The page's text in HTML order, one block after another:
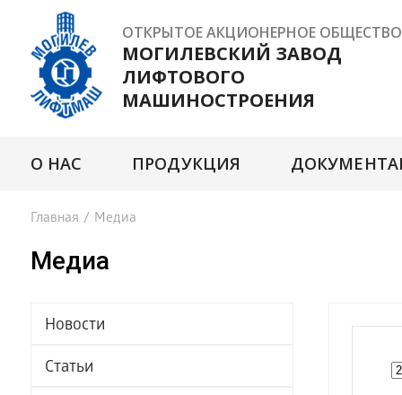
ОТКРЫТОЕ АКЦИОНЕРНОЕ ОБЩЕСТВО
МОГИЛЕВСКИЙ ЗАВОД
ЛИФТОВОГО
МАШИНОСТРОЕНИЯ
О НАС ПРОДУКЦИЯ
Главная / Медиа
Медиа
Новости
Статьи